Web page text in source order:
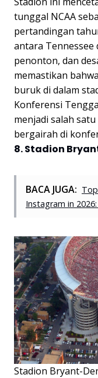
tunggal NCAA
pertandingan
antara Tennessee
penonton, dan
memastikan
buruk di dalam
Konferensi
menjadi salah
bergairah di
8. Stadion
BACA JUGA:
Instagram in
Stadion Bryant-